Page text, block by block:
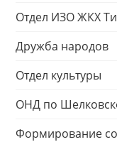
Отдел ИЗО ЖКХ
Дружба народов
Отдел культуры
ОНД по
Формирование